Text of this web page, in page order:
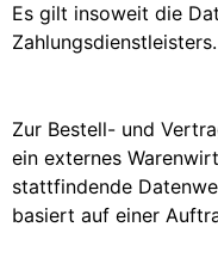
Es gilt insoweit die
Zahlungsdienstleisters.
Zur Bestell- und
ein externes
stattfindende
basiert auf einer